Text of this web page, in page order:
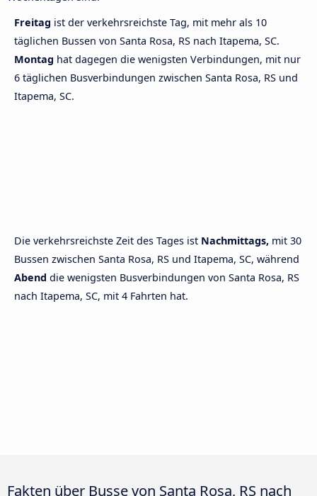
Freitag ist der verkehrsreichste Tag, mit mehr als 10
täglichen Bussen von Santa Rosa, RS nach Itapema, SC.
Montag hat dagegen die wenigsten Verbindungen, mit nur
6 täglichen Busverbindungen zwischen Santa Rosa, RS und
Itapema, SC.
Die verkehrsreichste Zeit des Tages ist Nachmittags, mit 30
Bussen zwischen Santa Rosa, RS und Itapema, SC, während
Abend die wenigsten Busverbindungen von Santa Rosa, RS
nach Itapema, SC, mit 4 Fahrten hat.
Fakten über Busse von Santa Rosa, RS nach